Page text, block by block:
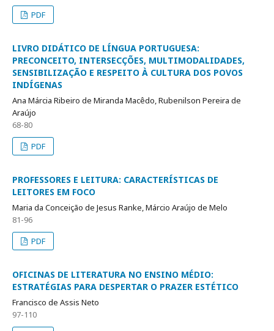
PDF
LIVRO DIDÁTICO DE LÍNGUA PORTUGUESA:
PRECONCEITO, INTERSECÇÕES, MULTIMODALIDADES,
SENSIBILIZAÇÃO E RESPEITO À CULTURA DOS POVOS
INDÍGENAS
Ana Márcia Ribeiro de Miranda Macêdo, Rubenilson Pereira de
Araújo
68-80
PDF
PROFESSORES E LEITURA: CARACTERÍSTICAS DE
LEITORES EM FOCO
Maria da Conceição de Jesus Ranke, Márcio Araújo de Melo
81-96
PDF
OFICINAS DE LITERATURA NO ENSINO MÉDIO:
ESTRATÉGIAS PARA DESPERTAR O PRAZER ESTÉTICO
Francisco de Assis Neto
97-110